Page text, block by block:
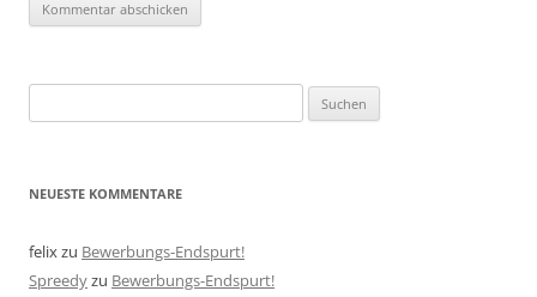
nach:
NEUESTE KOMMENTARE
felixzu Bewerbungs-Endspurt!
Spreedyzu Bewerbungs-Endspurt!